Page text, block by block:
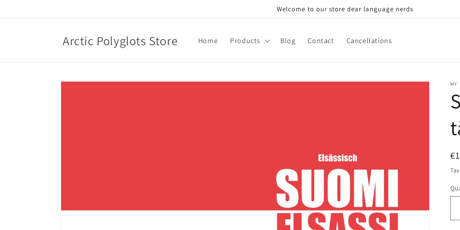
Welcome to our store dear language nerds
Arctic Polyglots Store Home Products Blog Contact Cancellations
Skip to
MY